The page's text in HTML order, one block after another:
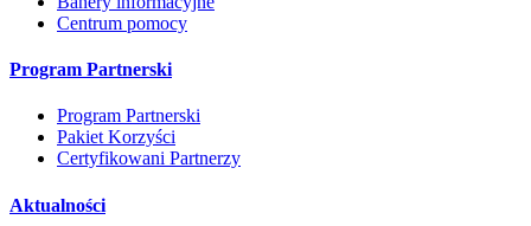
Centrum pomocy
Program Partnerski
Program Partnerski
Pakiet Korzyści
Certyfikowani Partnerzy
Aktualności